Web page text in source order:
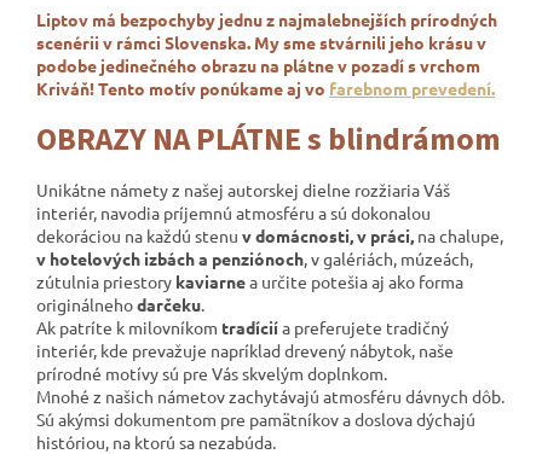
Liptov má bezpochyby jednu z najmalebnejších prírodných
scenérii v rámci Slovenska. My sme stvárnili jeho krásu v
podobe jedinečného obrazu na plátne v pozadí s vrchom
Kriváň! Tento motív ponúkame aj vo farebnom prevedení.
OBRAZY NA PLÁTNE s blindrámom
Unikátne námety z našej autorskej dielne rozžiaria Váš
interiér, navodia príjemnú atmosféru a sú dokonalou
dekoráciou na každú stenu v domácnosti, v práci, na chalupe,
v hotelových izbách a penziónoch, v galériách, múzeách,
zútulnia priestory kaviarnea určite potešia aj ako forma
originálnehodarčeku.
Ak patríte k milovníkom tradíciía preferujete tradičný
interiér, kde prevažuje napríklad drevený nábytok, naše
prírodné motívy sú pre Vás skvelým doplnkom.
Mnohé z našich námetov zachytávajú atmosféru dávnych dôb.
Sú akýmsi dokumentom pre pamätníkov adoslova dýchajú
históriou, na ktorú sa nezabúda.